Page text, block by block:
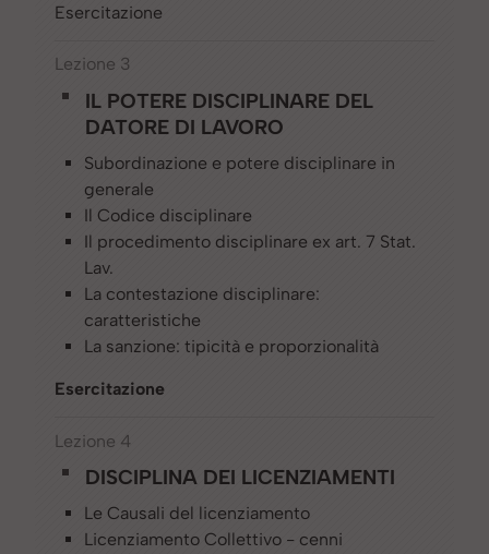
Esercitazione
Lezione 3
IL POTERE DISCIPLINARE DEL
DATORE DI LAVORO
Subordinazione e potere disciplinare in
generale
Il Codice disciplinare
Il procedimento disciplinare ex art. 7 Stat.
Lav.
La contestazione disciplinare:
caratteristiche
La sanzione: tipicità e proporzionalità
Esercitazione
Lezione 4
DISCIPLINA DEI LICENZIAMENTI
Le Causali del licenziamento
Licenziamento Collettivo - cenni